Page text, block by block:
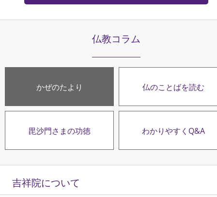
仏教コラム
かぜのたより 仏のことばを読む
毘沙門さまの功徳 わかりやすくQ&A
吉祥院について